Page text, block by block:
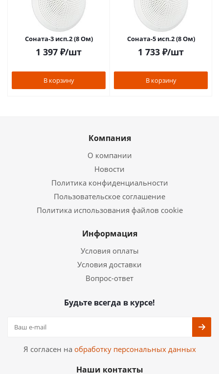
Соната-3 исп.2 (8 Ом)
1 397 ₽/шт
В корзину
Соната-5 исп.2 (8 Ом)
1 733 ₽/шт
В корзину
Компания
О компании
Новости
Политика конфиденциальности
Пользовательское соглашение
Политика использования файлов cookie
Информация
Условия оплаты
Условия доставки
Вопрос-ответ
Будьте всегда в курсе!
Я согласен на обработку персональных данных
Наши контакты